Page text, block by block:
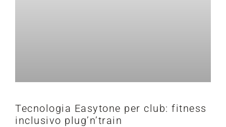
Tecnologia Easytone per club: fitness
inclusivo plug’n’train